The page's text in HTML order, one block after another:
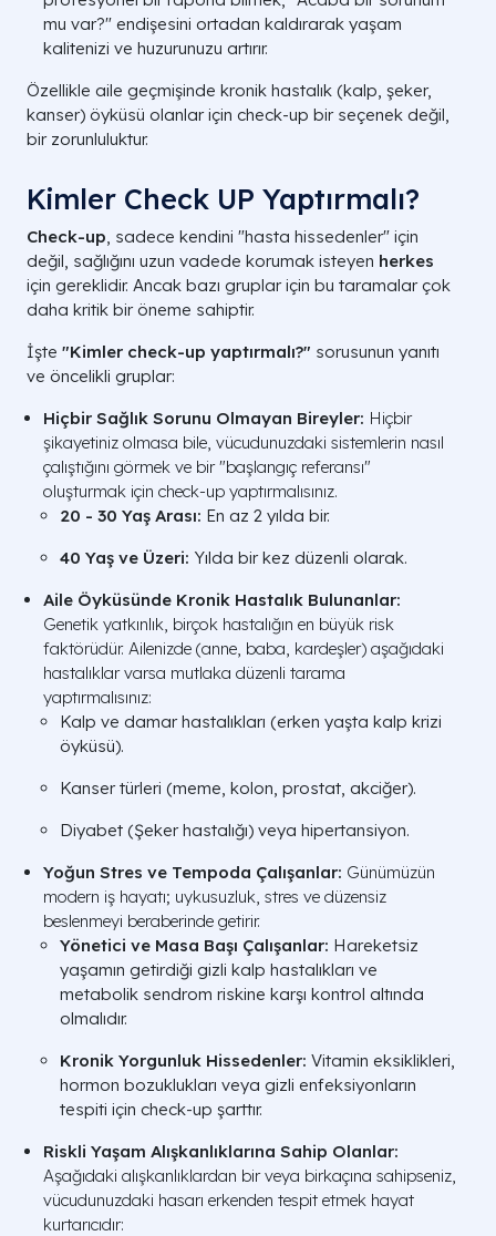
mu var?" endişesini ortadan kaldırarak yaşam
kalitenizi ve huzurunuzu artırır.
Özellikle aile geçmişinde kronik hastalık (kalp, şeker,
kanser) öyküsü olanlar için check-up bir seçenek değil,
bir zorunluluktur.
Kimler Check UP Yaptırmalı?
Check-up, sadece kendini "hasta hissedenler" için
değil, sağlığını uzun vadede korumak isteyen herkes
için gereklidir. Ancak bazı gruplar için bu taramalar çok
daha kritik bir öneme sahiptir.
İşte "Kimler check-up yaptırmalı?" sorusunun yanıtı
ve öncelikli gruplar:
Hiçbir Sağlık Sorunu Olmayan Bireyler: Hiçbir
şikayetiniz olmasa bile, vücudunuzdaki sistemlerin nasıl
çalıştığını görmek ve bir "başlangıç referansı"
oluşturmak için check-up yaptırmalısınız.
20 - 30 Yaş Arası: En az 2 yılda bir.
40 Yaş ve Üzeri: Yılda bir kez düzenli olarak.
Aile Öyküsünde Kronik Hastalık Bulunanlar:
Genetik yatkınlık, birçok hastalığın en büyük risk
faktörüdür. Ailenizde (anne, baba, kardeşler) aşağıdaki
hastalıklar varsa mutlaka düzenli tarama
yaptırmalısınız:
Kalp ve damar hastalıkları (erken yaşta kalp krizi
öyküsü).
Kanser türleri (meme, kolon, prostat, akciğer).
Diyabet (Şeker hastalığı) veya hipertansiyon.
Yoğun Stres ve Tempoda Çalışanlar: Günümüzün
modern iş hayatı; uykusuzluk, stres ve düzensiz
beslenmeyi beraberinde getirir.
Yönetici ve Masa Başı Çalışanlar: Hareketsiz
yaşamın getirdiği gizli kalp hastalıkları ve
metabolik sendrom riskine karşı kontrol altında
olmalıdır.
Kronik Yorgunluk Hissedenler: Vitamin eksiklikleri,
hormon bozuklukları veya gizli enfeksiyonların
tespiti için check-up şarttır.
Riskli Yaşam Alışkanlıklarına Sahip Olanlar:
Aşağıdaki alışkanlıklardan bir veya birkaçına sahipseniz,
vücudunuzdaki hasarı erkenden tespit etmek hayat
kurtarıcıdır: